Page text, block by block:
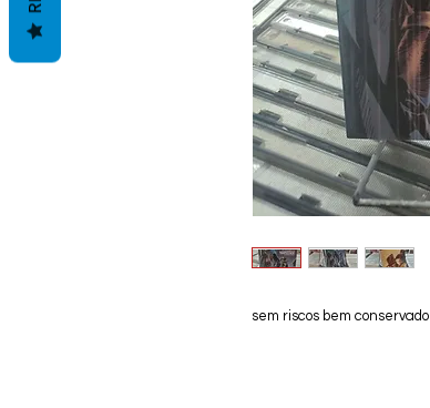
sem riscos bem conservado